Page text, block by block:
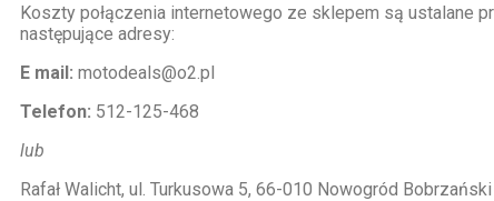
Koszty połączenia internetowego ze sklepem są ustalane
następujące adresy:
E mail: motodeals@o2.pl
Telefon: 512-125-468
lub
Rafał Walicht, ul. Turkusowa 5, 66-010 Nowogród Bobrzański